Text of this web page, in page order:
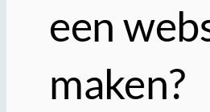
een
maken?